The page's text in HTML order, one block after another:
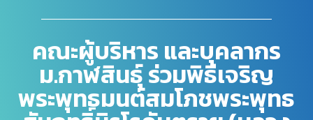
คณะผู้บริหาร​ และบุคลากร​
ม.กาฬสินธุ์​ ร่วมพิธีเจริญ
พระพุทธมนต์สมโภชพระพุทธ